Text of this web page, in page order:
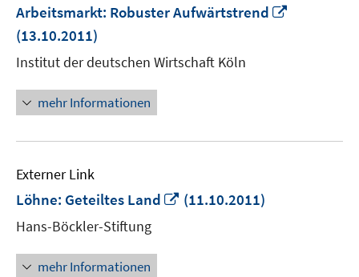
Arbeitsmarkt: Robuster Aufwärtstrend
(13.10.2011)
Institut der deutschen Wirtschaft Köln
mehr Informationen
Externer Link
Löhne: Geteiltes Land
In
(11.10.2011)
Hans-Böckler-Stiftung
mehr Informationen